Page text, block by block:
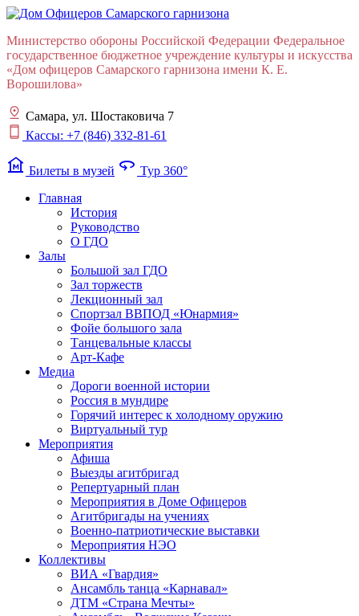
Министерство обороны Российской Федерации Федеральное
государственное бюджетное учреждение культуры и искусства
«Дом офицеров Cамарского гарнизона имени К. Е.
Ворошилова»
Самара, ул. Шостаковича 7
Кассы: +7 (846) 332-81-61
museum Билеты в музей 360 Тур 360°
Главная
История
Руководство
О ГДО
Залы
Большой зал ГДО
Зал торжеств
Лекционный зал
Cпортзал ВВПОД «Юнармия»
Фойе большого зала
Танцевальные классы
Арт-Кафе
Медиа
Дороги военной истории
Россия в мундире
Горячий интерес к холодному оружию
Виртуальный тур
Мероприятия
Афиша
Выезды агитбригад
Репертуарный план
Мероприятия в Доме Офицеров
Агитбригады на учениях
Военно-патриотические выставки
Мероприятия НЭО
Коллективы
ВИА «Гвардия»
Ансамбль танца «Карнавал»
ДТМ «Страна Мечты»